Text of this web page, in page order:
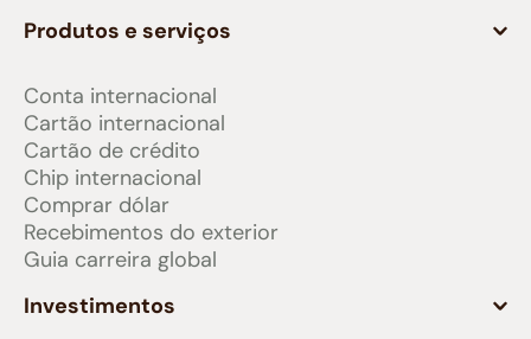
Produtos e serviços
Conta internacional
Cartão internacional
Cartão de crédito
Chip internacional
Comprar dólar
Recebimentos do exterior
Guia carreira global
Investimentos